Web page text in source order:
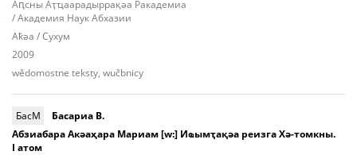
Аԥcны Аҭ­ҵаа­ра­дыр­ра­қәа Ракадемиа
/ Академия Наук Абхазии
Aҟәа / Сухум
2009
wědomostne teksty, wučbnicy
БасМ
Басариа В.
Абзиабара Акәаҳара Мариам [w:] Иҩымҭақәа реизга Хә-томкны.
I атом